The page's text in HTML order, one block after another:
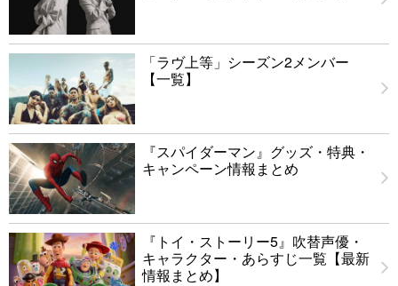
「ラヴ上等」シーズン2メンバー
【一覧】
『スパイダーマン』グッズ・特典・
キャンペーン情報まとめ
『トイ・ストーリー5』吹替声優・
キャラクター・あらすじ一覧【最新
情報まとめ】